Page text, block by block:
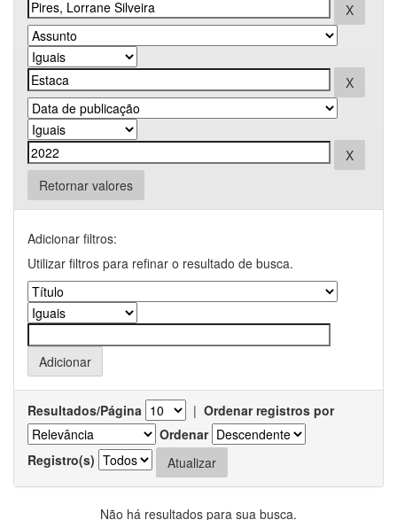
Retornar valores
Adicionar filtros:
Utilizar filtros para refinar o resultado de busca.
Resultados/Página | Ordenar registros por
Ordenar
Registro(s)
Não há resultados para sua busca.